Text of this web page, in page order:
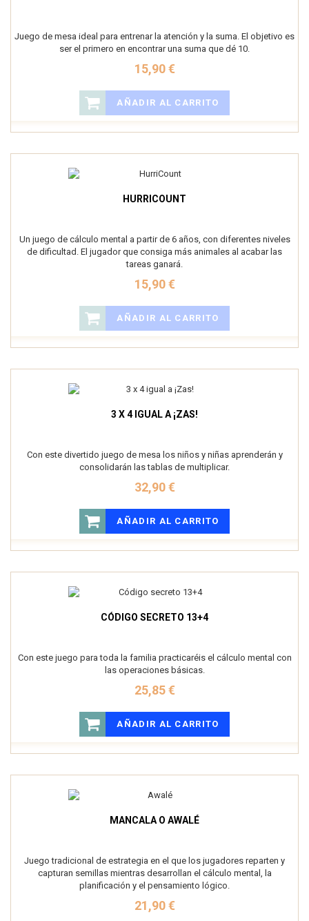
Juego de mesa ideal para entrenar la atención y la suma. El objetivo es
ser el primero en encontrar una suma que dé 10.
15,90 €
AÑADIR AL CARRITO
HURRICOUNT
Un juego de cálculo mental a partir de 6 años, con diferentes niveles
de dificultad. El jugador que consiga más animales al acabar las
tareas ganará.
15,90 €
AÑADIR AL CARRITO
3 X 4 IGUAL A ¡ZAS!
Con este divertido juego de mesa los niños y niñas aprenderán y
consolidarán las tablas de multiplicar.
32,90 €
AÑADIR AL CARRITO
CÓDIGO SECRETO 13+4
Con este juego para toda la familia practicaréis el cálculo mental con
las operaciones básicas.
25,85 €
AÑADIR AL CARRITO
MANCALA O AWALÉ
Juego tradicional de estrategia en el que los jugadores reparten y
capturan semillas mientras desarrollan el cálculo mental, la
planificación y el pensamiento lógico.
21,90 €